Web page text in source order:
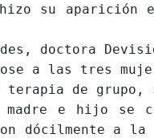
su aparición
doctora
a las tres
de grupo,
e hijo se
dócilmente a la